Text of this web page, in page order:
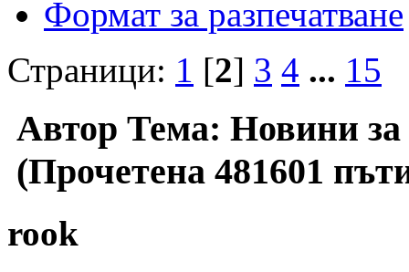
Формат за разпечатване
Страници: 1 [2] 3 4 ... 15
Автор Тема: Новини за
(Прочетена 481601
rook